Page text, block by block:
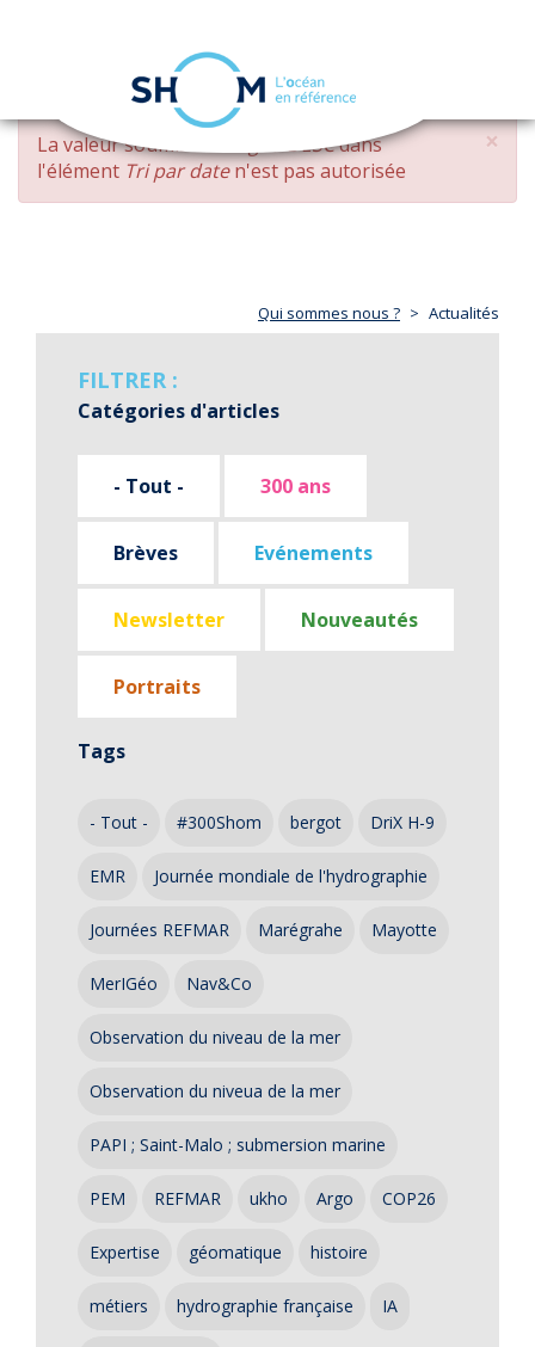
Aller
contenu
principal
navigation
×
MESSAGE
D'ERREUR
La valeur soumise changed DESCdans
l'élément Tri par daten'est pas autorisée
Qui sommes nous ? Actualités
FILTRER :
Catégories d'articles
- Tout - 300 ans
Brèves Evénements
Newsletter Nouveautés
Portraits
Tags
- Tout - #300Shom bergot DriX H-9
EMR Journée mondiale de l'hydrographie
Journées REFMAR Marégrahe Mayotte
MerIGéo Nav&Co
Observation du niveau de la mer
Observation du niveua de la mer
PAPI ; Saint-Malo ; submersion marine
PEM REFMAR ukho Argo COP26
Expertise géomatique histoire
métiers hydrographie française IA